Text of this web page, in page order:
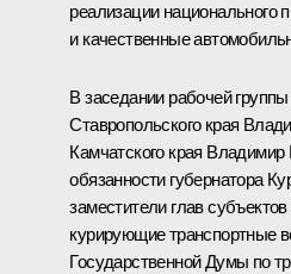
реализации национального
и качественные
В заседании рабочей
Ставропольского края
Камчатского края
обязанности губернатора
заместители глав
курирующие транспортные
Государственной Думы по